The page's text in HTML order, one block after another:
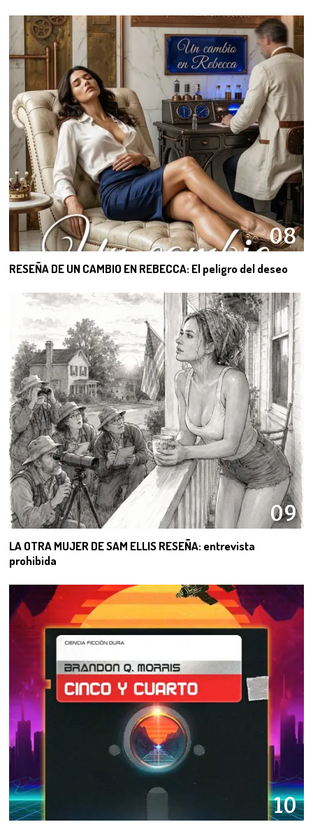
08
RESEÑA DE UN CAMBIO EN REBECCA: El peligro del deseo
09
LA OTRA MUJER DE SAM ELLIS RESEÑA: entrevista
prohibida
10